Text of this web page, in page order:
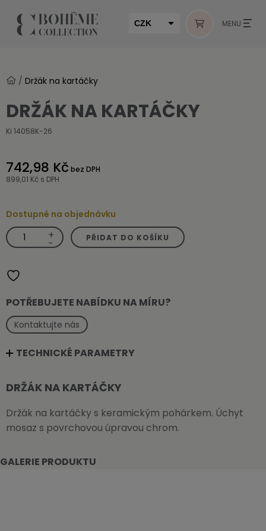
CZK MENU
/ Držák na kartáčky
GALERIE PRODUKTU
DRŽÁK NA KARTÁČKY
Ki 14058K-26
742,98 Kč bez DPH
899,01 Kč s DPH
Dostupné na objednávku
Držák
na
kartáčky
+
- PŘIDAT DO KOŠÍKU
POTŘEBUJETE NABÍDKU NA MÍRU?
Kontaktujte nás
TECHNICKÉ PARAMETRY
DRŽÁK NA KARTÁČKY
Držák na kartáčky s keramickým pohárkem. Úchyt
mosaz s povrchovou úpravou chrom.